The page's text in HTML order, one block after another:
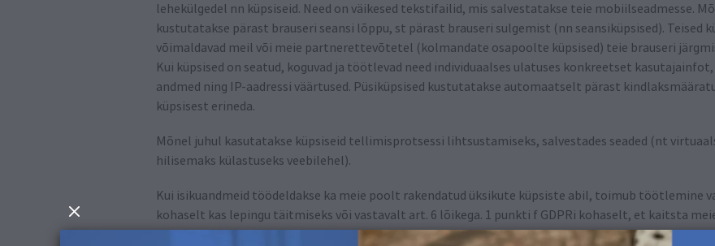
lehekülgedel nn küpsiseid. Need on väikesed tekstifailid, mis salvestatakse teie mobiilseadmesse.
kustutatakse pärast brauseri seansi lõppu, st pärast brauseri sulgemist (nn seansiküpsised). Teised
võimaldavad meil või meie partnerettevõtetel (kolmandate osapoolte küpsised) teie brauseri
Kui küpsised on seatud, koguvad ja töötlevad need individuaalses ulatuses konkreetset
andmed ning IP-aadressi väärtused. Püsiküpsised kustutatakse automaatselt pärast
küpsisest erineda.
Mõnel juhul kasutatakse küpsiseid tellimisprotsessi lihtsustamiseks, salvestades seaded (nt
hilisemaks külastuseks veebilehel).
Kui isikuandmeid töödeldakse ka meie poolt rakendatud üksikute küpsiste abil, toimub töötlemine
kohaselt kas lepingu täitmiseks või vastavalt art. 6 lõikega. 1 punkti f GDPRi kohaselt, et kaitsta
võimaliku funktsionaalsuse ning kliendisõbraliku ja tõhusa külastuskujunduse tagamiseks.